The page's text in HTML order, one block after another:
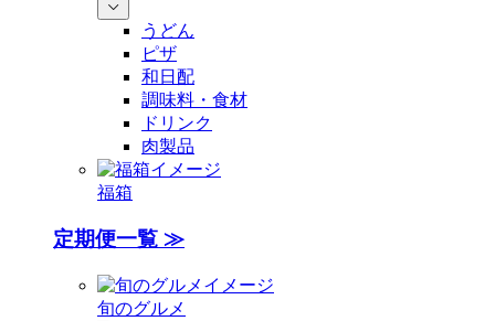
うどん
ピザ
和日配
調味料・食材
ドリンク
肉製品
福箱
定期便一覧 ≫
旬のグルメ